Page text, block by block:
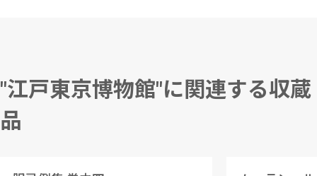
"江戸東京博物館"に関連する収蔵
品